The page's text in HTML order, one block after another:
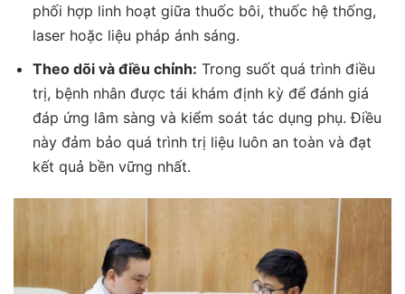
phối hợp linh hoạt giữa thuốc bôi, thuốc hệ thống,
laser hoặc liệu pháp ánh sáng.
Theo dõi và điều chỉnh: Trong suốt quá trình điều
trị, bệnh nhân được tái khám định kỳ để đánh giá
đáp ứng lâm sàng và kiểm soát tác dụng phụ. Điều
này đảm bảo quá trình trị liệu luôn an toàn và đạt
kết quả bền vững nhất.